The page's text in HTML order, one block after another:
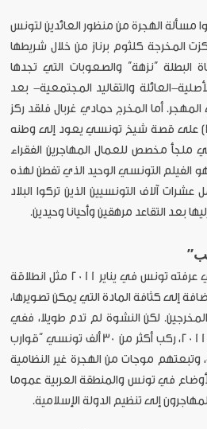
مسألة الهجرة من منظور العائدين لتونس
المخرجة كلثوم برناز من خلال شريطها
على معاناة البطلة “نزهة” والصعوبات التي تجدها
العائلة والتقاليد المجتمعية- بعد
أما المخرج حمادي غربال فلقد ركز
شريط “سفرة يا محلاها” (2009) على قصة شيخ تونسي يعود إلى وطنه
مخصص للعمال المهاجرين الفقراء
الفيلم التونسي الوحيد الذي تفطن لهذه
آلاف التونسيين الذين تركوا البلاد
بعد التقاعد مرهقين وأحيانا وحيدين.
التغيير السياسي التاريخي الذي عرفته تونس في يناير 2011 مثل انطلاقة
إلى كثافة المادة التي يمكن تصويرها،
لكن النشوة لم تدم طويلا، ففي
الأشهر الثلاثة الأولى من سنة 2011، ركب أكثر من 30 ألف تونسي “قوارب
وتبعتهم موجات من الهجرة غير النظامية
في تونس والمنطقة العربية عموما
إلى تنظيم الدولة الإسلامية.